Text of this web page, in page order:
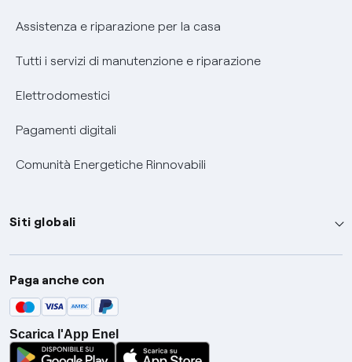
Assistenza e riparazione per la casa
Tutti i servizi di manutenzione e riparazione
Elettrodomestici
Pagamenti digitali
Comunità Energetiche Rinnovabili
Siti globali
Enel Group
Enel Green Power
Global Trading
Global Procurement
Paga anche con
Scarica l'App Enel